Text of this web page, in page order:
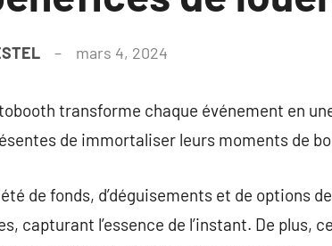
mars 4, 2024
transforme chaque événement en
de immortaliser leurs moments de
de fonds, d’déguisements et de options
capturant l’essence de l’instant. De plus,